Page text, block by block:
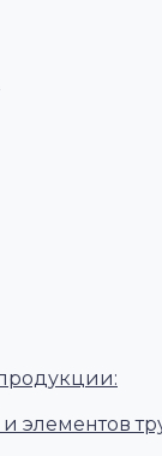
элементов